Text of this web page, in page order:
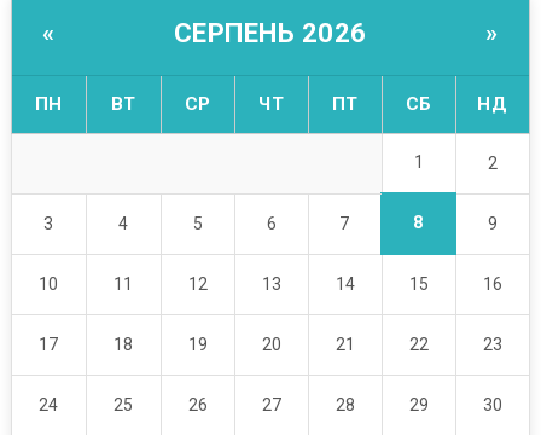
« СЕРПЕНЬ 2026 »
ПН ВТ СР ЧТ ПТ СБ НД
1 2
3 4 5 6 7 8 9
10 11 12 13 14 15 16
17 18 19 20 21 22 23
24 25 26 27 28 29 30